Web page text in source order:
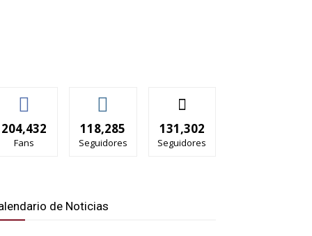
204,432
Fans
118,285
Seguidores
131,302
Seguidores
de Noticias